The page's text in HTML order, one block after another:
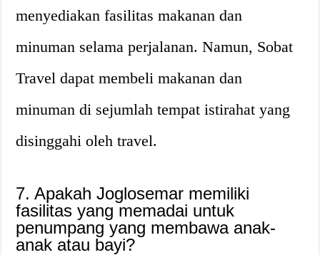
menyediakan fasilitas makanan dan
minuman selama perjalanan. Namun, Sobat
Travel dapat membeli makanan dan
minuman di sejumlah tempat istirahat yang
disinggahi oleh travel.
7. Apakah Joglosemar memiliki
fasilitas yang memadai untuk
penumpang yang membawa anak-
anak atau bayi?